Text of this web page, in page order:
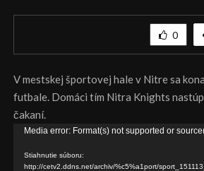
0
V mestskej športovej hale v Nitre sa
futbale. Domáci tím Nitra Knights
čakaní.
Media error: Format(s) not supported or
Stiahnutie súboru:
http://cetv2.ddns.net/archiv/%c5%a1port/